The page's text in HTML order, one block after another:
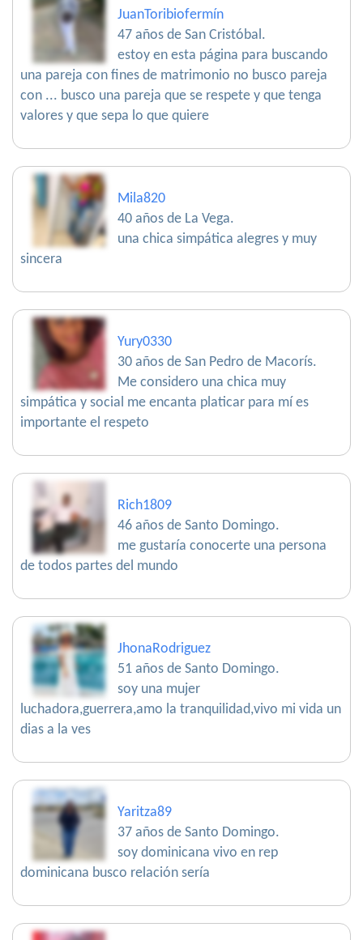
JuanToribiofermín
47 años de San Cristóbal.
estoy en esta página para buscando
una pareja con fines de matrimonio no busco pareja
con ... busco una pareja que se respete y que tenga
valores y que sepa lo que quiere
Mila820
40 años de La Vega.
una chica simpática alegres y muy
sincera
Yury0330
30 años de San Pedro de Macorís.
Me considero una chica muy
simpática y social me encanta platicar para mí es
importante el respeto
Rich1809
46 años de Santo Domingo.
me gustaría conocerte una persona
de todos partes del mundo
JhonaRodriguez
51 años de Santo Domingo.
soy una mujer
luchadora,guerrera,amo la tranquilidad,vivo mi vida un
dias a la ves
Yaritza89
37 años de Santo Domingo.
soy dominicana vivo en rep
dominicana busco relación sería